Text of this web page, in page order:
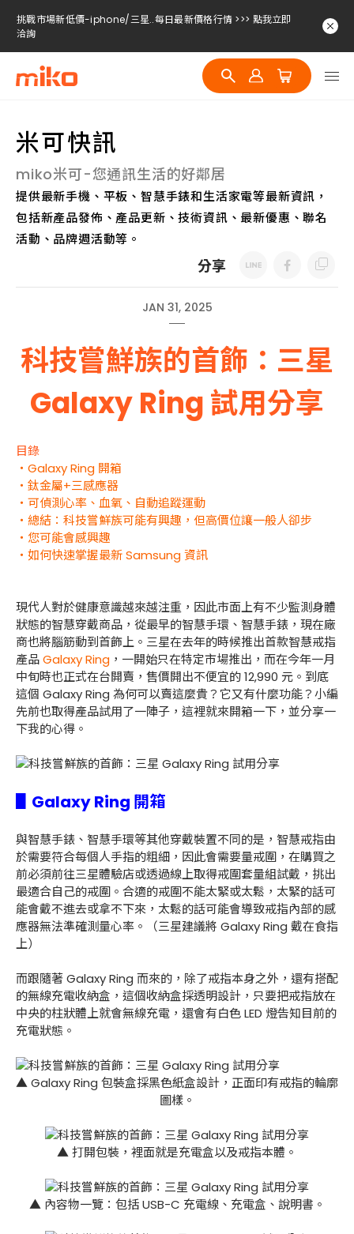
挑戰市場新低價-iphone/三星..每日最新價格行情 >>> 點我立即
洽詢
挑戰市場新低價-iphone/三星..每日最新價格行情 >>> 點我立即
洽詢
挑戰市場新低價-iphone/三星..每日最新價格行情 >>> 點我立即
米可快訊
miko米可-您通訊生活的好鄰居
提供最新手機、平板、智慧手錶和生活家電等最新資訊，
包括新產品發佈、產品更新、技術資訊、最新優惠、聯名
活動、品牌週活動等。
分享
JAN 31, 2025
科技嘗鮮族的首飾：三星
Galaxy Ring 試用分享
目錄
・Galaxy Ring 開箱
・鈦金屬+三感應器
・可偵測心率、血氧、自動追蹤運動
・總結：科技嘗鮮族可能有興趣，但高價位讓一般人卻步
・您可能會感興趣
・如何快速掌握最新 Samsung 資訊
現代人對於健康意識越來越注重，因此市面上有不少監測身體
狀態的智慧穿戴商品，從最早的智慧手環、智慧手錶，現在廠
商也將腦筋動到首飾上。三星在去年的時候推出首款智慧戒指
產品Galaxy Ring ，一開始只在特定市場推出，而在今年一月
中旬時也正式在台開賣，售價開出不便宜的 12,990 元。到底
這個 Galaxy Ring 為何可以賣這麼貴？它又有什麼功能？小編
先前也取得產品試用了一陣子，這裡就來開箱一下，並分享一
下我的心得。
▋Galaxy Ring 開箱
與智慧手錶、智慧手環等其他穿戴裝置不同的是，智慧戒指由
於需要符合每個人手指的粗細，因此會需要量戒圍，在購買之
前必須前往三星體驗店或透過線上取得戒圍套量組試戴，挑出
最適合自己的戒圍。合適的戒圍不能太緊或太鬆，太緊的話可
能會戴不進去或拿不下來，太鬆的話可能會導致戒指內部的感
應器無法準確測量心率。（三星建議將 Galaxy Ring 戴在食指
上）
而跟隨著 Galaxy Ring 而來的，除了戒指本身之外，還有搭配
的無線充電收納盒，這個收納盒採透明設計，只要把戒指放在
中央的柱狀體上就會無線充電，還會有白色 LED 燈告知目前的
充電狀態。
▲ Galaxy Ring 包裝盒採黑色紙盒設計，正面印有戒指的輪廓
圖樣。
▲ 打開包裝，裡面就是充電盒以及戒指本體。
▲ 內容物一覽：包括 USB-C 充電線、充電盒、說明書。